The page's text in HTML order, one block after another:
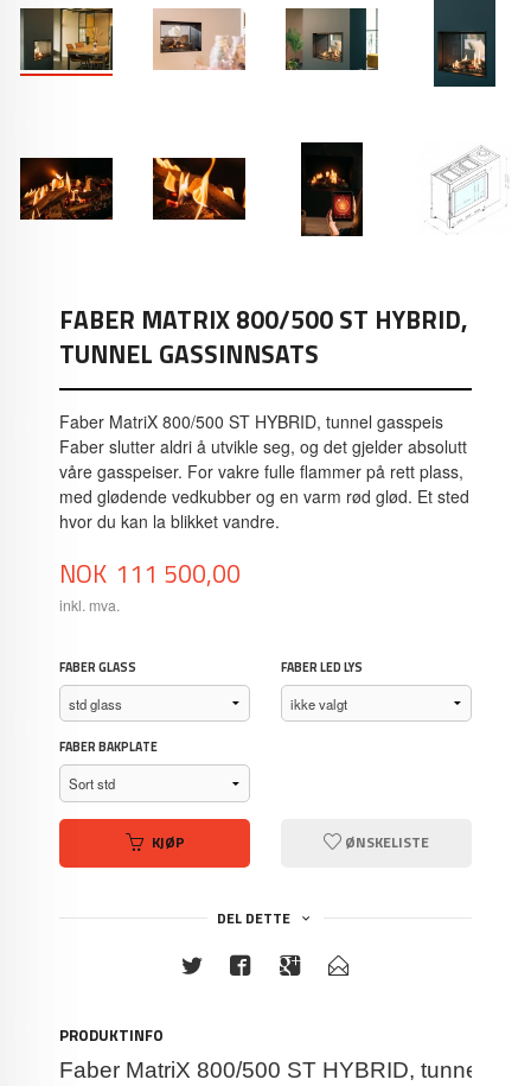
FABER MATRIX 800/500 ST HYBRID,
TUNNEL GASSINNSATS
Faber MatriX 800/500 ST HYBRID, tunnel gasspeis
Faber slutter aldri å utvikle seg, og det gjelder absolutt
våre gasspeiser. For vakre fulle flammer på rett plass,
med glødende vedkubber og en varm rød glød. Et sted
hvor du kan la blikket vandre.
Pris
NOK 111 500,00
inkl. mva.
FABER GLASS FABER LED LYS
FABER BAKPLATE
KJØP ØNSKELISTE
DEL DETTE
PRODUKTINFO
Faber MatriX 800/500 ST HYBRID, tunnel